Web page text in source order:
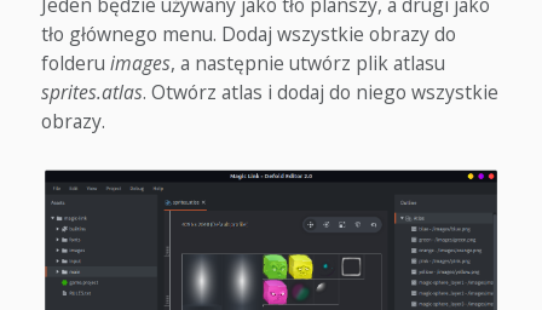
tło głównego menu. Dodaj wszystkie obrazy do
folderu images, a następnie utwórz plik atlasu
sprites.atlas. Otwórz atlas i dodaj do niego wszystkie
obrazy.